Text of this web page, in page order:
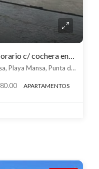
Apartamento en alquiler temporario c/ cochera en Playa Mansa
Playa Mansa parada 37 playa mansa, Playa Mansa, Punta del Este
80.00 APARTAMENTOS